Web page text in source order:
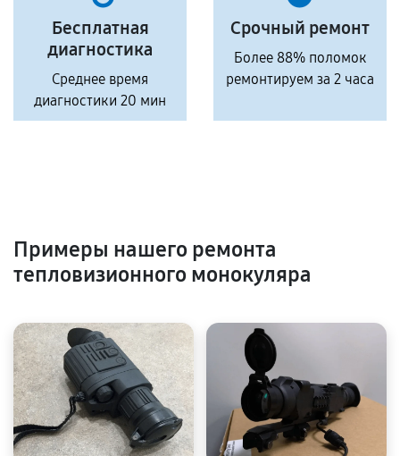
Бесплатная
диагностика
Среднее время
диагностики 20 мин
Срочный ремонт
Более 88% поломок
ремонтируем за 2 часа
Примеры нашего ремонта
тепловизионного монокуляра